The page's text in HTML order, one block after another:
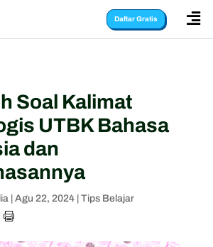
Daftar Gratis 
Soal Kalimat
UTBK Bahasa
dan
| Agu 22, 2024| Tips Belajar